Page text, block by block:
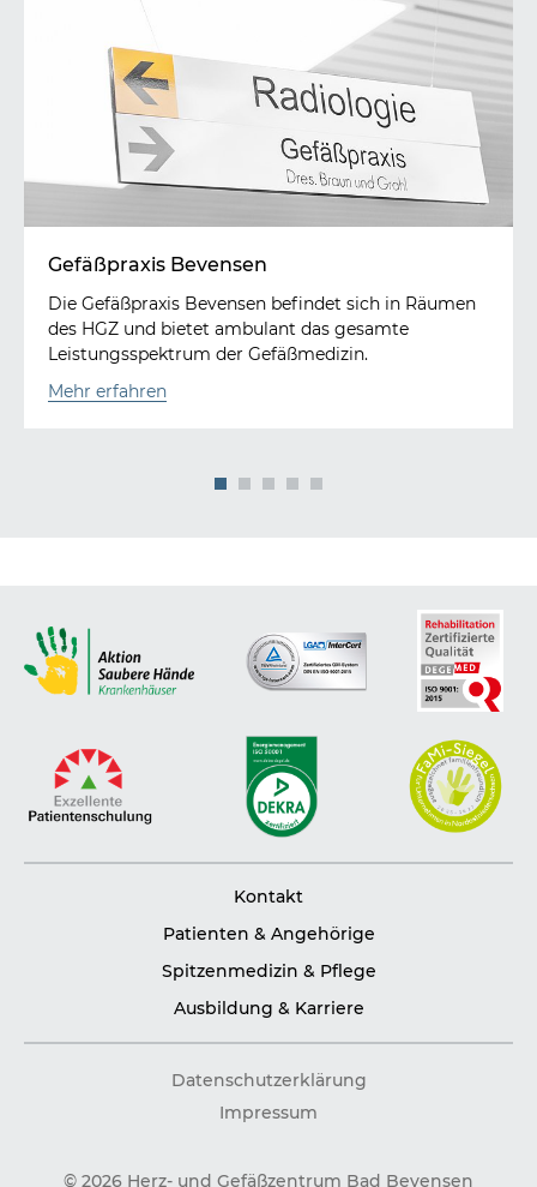
Gefäßpraxis Bevensen
Die Gefäßpraxis Bevensen befindet sich in Räumen
des HGZ und bietet ambulant das gesamte
Leistungsspektrum der Gefäßmedizin.
Mehr erfahren
4
Kontakt
Patienten & Angehörige
Spitzenmedizin & Pflege
Ausbildung & Karriere
Datenschutzerklärung
Impressum
© 2026 Herz- und Gefäßzentrum Bad Bevensen